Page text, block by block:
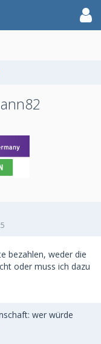
bezahlen, weder die
oder muss ich dazu
wer würde